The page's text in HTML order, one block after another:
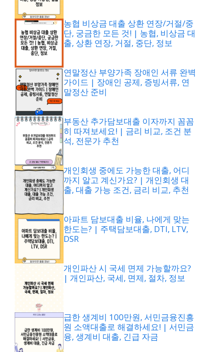
농협 비상금 대출 상환 연장/거절/중
단, 궁금한 모든 것! | 농협, 비상금 대
출, 상환 연장, 거절, 중단, 정보
연말정산 부양가족 장애인 서류 완벽
가이드 | 장애인 공제, 증빙서류, 연
말정산 준비
부동산 추가담보대출 이자까지 꼼꼼
히 따져보세요! | 금리 비교, 조건 분
석, 전문가 추천
개인회생 중에도 가능한 대출, 어디
까지 알고 계신가요? | 개인회생 대
출, 대출 가능 조건, 금리 비교, 추천
아파트 담보대출 비율, 나에게 맞는
한도는? | 주택담보대출, DTI, LTV,
DSR
개인파산 시 국세 면제 가능할까요?
| 개인파산, 국세, 면제, 절차, 정보
급한 생계비 100만원, 서민금융진흥
원 소액대출로 해결하세요! | 서민금
융, 생계비 대출, 긴급 자금